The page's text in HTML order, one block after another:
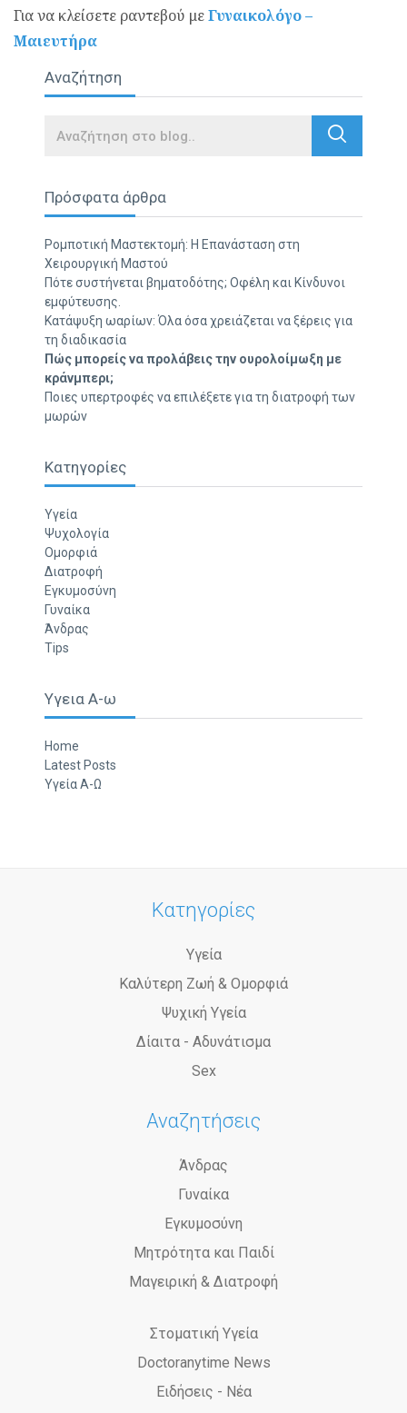
Για να κλείσετε ραντεβού μεΓυναικολόγο –
Μαιευτήρα
Αναζήτηση
Search
Πρόσφατα άρθρα
Ρομποτική Μαστεκτομή: Η Επανάσταση στη
Χειρουργική Μαστού
Πότε συστήνεται βηματοδότης; Οφέλη και Κίνδυνοι
εμφύτευσης.
Κατάψυξη ωαρίων: Όλα όσα χρειάζεται να ξέρεις για
τη διαδικασία
Πώς μπορείς να προλάβεις την ουρολοίμωξη με
κράνμπερι;
Ποιες υπερτροφές να επιλέξετε για τη διατροφή των
μωρών
Κατηγορίες
Υγεία
Ψυχολογία
Ομορφιά
Διατροφή
Εγκυμοσύνη
Γυναίκα
Άνδρας
Tips
Υγεια Α-ω
Home
Latest Posts
Υγεία Α-Ω
Κατηγορίες
Υγεία
Καλύτερη Ζωή & Ομορφιά
Ψυχική Υγεία
Δίαιτα - Αδυνάτισμα
Sex
Αναζητήσεις
Άνδρας
Γυναίκα
Εγκυμοσύνη
Μητρότητα και Παιδί
Μαγειρική & Διατροφή
Στοματική Υγεία
Doctoranytime News
Ειδήσεις - Νέα